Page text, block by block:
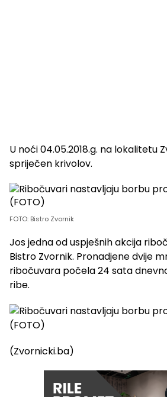
U noći 04.05.2018.g. na lokalitetu
spriječen krivolov.
FOTO: Bistro Zvornik
Jos jedna od uspješnih akcija
Bistro Zvornik. Pronadjene dvije
ribočuvara počela 24 sata
ribe.
(Zvornicki.ba)